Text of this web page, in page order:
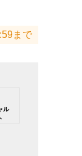
まで
ル